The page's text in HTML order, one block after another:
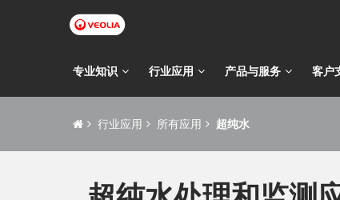
内
主
导
航
专业知识 行业应用 产品与服务 客户
迹
航
行业应用 所有应用 超纯水